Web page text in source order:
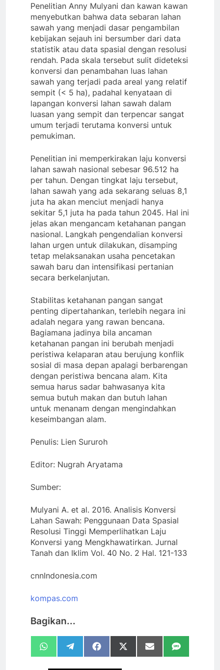
Penelitian Anny Mulyani dan kawan kawan
menyebutkan bahwa data sebaran lahan
sawah yang menjadi dasar pengambilan
kebijakan sejauh ini bersumber dari data
statistik atau data spasial dengan resolusi
rendah. Pada skala tersebut sulit dideteksi
konversi dan penambahan luas lahan
sawah yang terjadi pada areal yang relatif
sempit (< 5 ha), padahal kenyataan di
lapangan konversi lahan sawah dalam
luasan yang sempit dan terpencar sangat
umum terjadi terutama konversi untuk
pemukiman.
Penelitian ini memperkirakan laju konversi
lahan sawah nasional sebesar 96.512 ha
per tahun. Dengan tingkat laju tersebut,
lahan sawah yang ada sekarang seluas 8,1
juta ha akan menciut menjadi hanya
sekitar 5,1 juta ha pada tahun 2045. Hal ini
jelas akan mengancam ketahanan pangan
nasional. Langkah pengendalian konversi
lahan urgen untuk dilakukan, disamping
tetap melaksanakan usaha pencetakan
sawah baru dan intensifikasi pertanian
secara berkelanjutan.
Stabilitas ketahanan pangan sangat
penting dipertahankan, terlebih negara ini
adalah negara yang rawan bencana.
Bagiamana jadinya bila ancaman
ketahanan pangan ini berubah menjadi
peristiwa kelaparan atau berujung konflik
sosial di masa depan apalagi berbarengan
dengan peristiwa bencana alam. Kita
semua harus sadar bahwasanya kita
semua butuh makan dan butuh lahan
untuk menanam dengan mengindahkan
keseimbangan alam.
Penulis: Lien Sururoh
Editor: Nugrah Aryatama
Sumber:
Mulyani A. et al. 2016. Analisis Konversi
Lahan Sawah: Penggunaan Data Spasial
Resolusi Tinggi Memperlihatkan Laju
Konversi yang Mengkhawatirkan. Jurnal
Tanah dan Iklim Vol. 40 No. 2 Hal. 121-133
cnnIndonesia.com
kompas.com
Bagikan...
Share
on
WhatsAppShare
on
TelegramShare
on
FacebookShare
on
X
(Twitter)
Share
on
Email Share
on
SMS